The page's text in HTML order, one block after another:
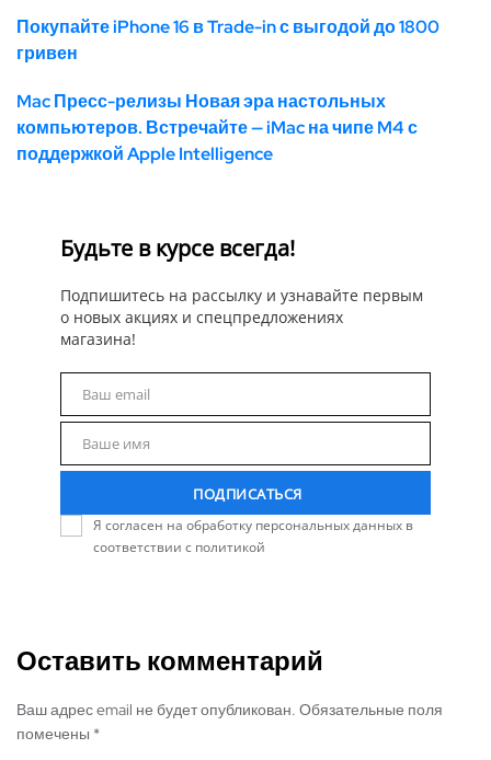
Покупайте iPhone 16 в Trade-in с выгодой до 1800
гривен
Mac Пресс-релизы Новая эра настольных
компьютеров. Встречайте — iMac на чипе M4 с
поддержкой Apple Intelligence
Будьте в курсе всегда!
Подпишитесь на рассылку и узнавайте первым
о новых акциях и спецпредложениях
магазина!
Ваш email
Ваше имя
ПОДПИСАТЬСЯ
Я согласен на обработку персональных данных в
соответствии с политикой
Оставить комментарий
Ваш адрес email не будет опубликован. Обязательные поля
помечены *